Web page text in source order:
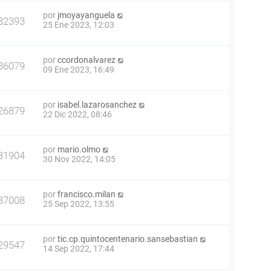
por jmoyayanguela
25 Ene 2023, 12:03
porccordonalvarez
09 Ene 2023, 16:49
por isabel.lazarosanchez
22 Dic 2022, 08:46
por mario.olmo
30 Nov 2022, 14:05
porfrancisco.milan
25 Sep 2022, 13:55
portic.cp.quintocentenario.sansebastian
14 Sep 2022, 17:44